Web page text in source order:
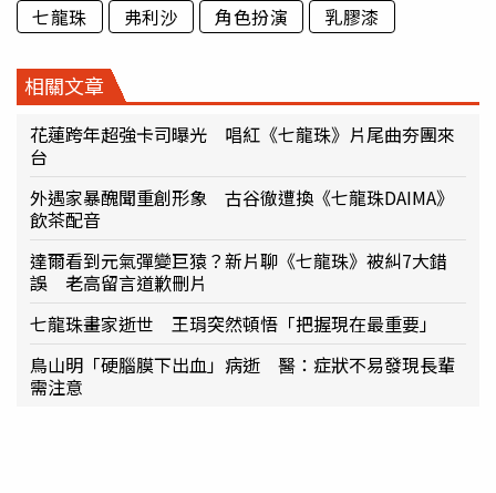
七龍珠 弗利沙 角色扮演 乳膠漆
相關文章
花蓮跨年超強卡司曝光 唱紅《七龍珠》片尾曲夯團來
台
外遇家暴醜聞重創形象 古谷徹遭換《七龍珠DAIMA》
飲茶配音
達爾看到元氣彈變巨猿？新片聊《七龍珠》被糾7大錯
誤 老高留言道歉刪片
七龍珠畫家逝世 王琄突然頓悟「把握現在最重要」
鳥山明「硬腦膜下出血」病逝 醫：症狀不易發現長輩
需注意